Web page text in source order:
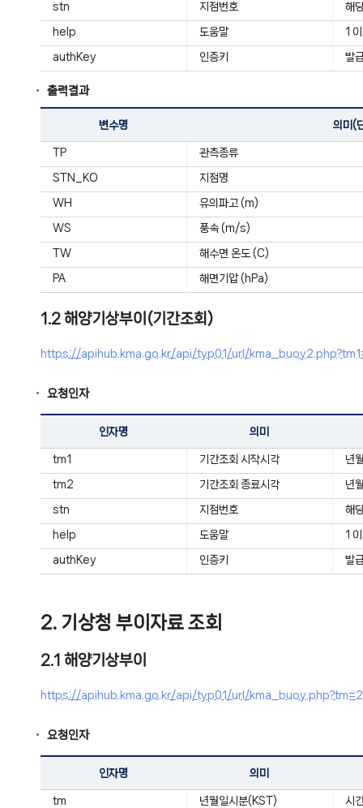
stn 지점번호 해
help 도움말 1
authKey 인증키 발
출력결과
변수명 의미(
TP 관측종류
STN_KO 지점명
WH 유의파고 (m)
WS 풍속 (m/s)
TW 해수면 온도 (C)
PA 해면기압 (hPa)
1.2 해양기상부이(기간조회)
https://apihub.kma.go.kr/api/typ01/url/
요청인자
인자명 의미
tm1 기간조회 시작시각 년
tm2 기간조회 종료시각 년
stn 지점번호 해
help 도움말 1
authKey 인증키 발
2. 기상청 부이자료 조회
2.1 해양기상부이
https://apihub.kma.go.kr/api/typ01/url/
요청인자
인자명 의미
tm 년월일시분(KST) 시